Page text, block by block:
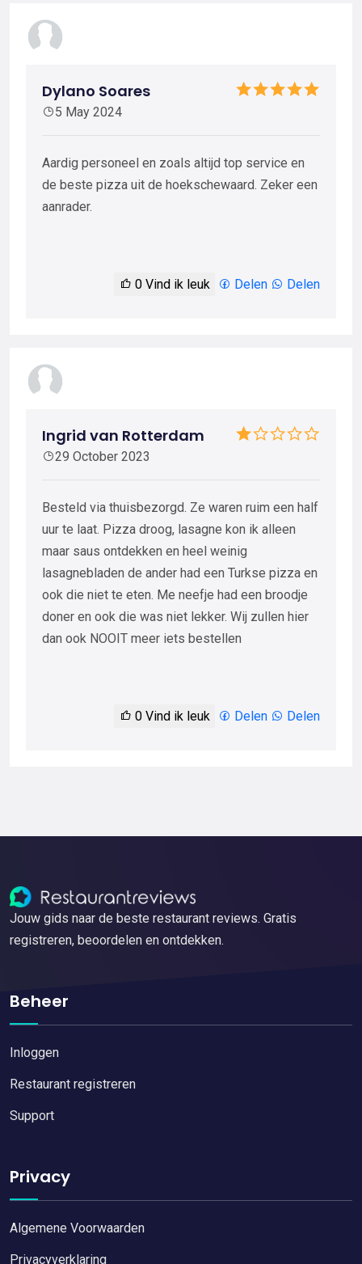
Dylano Soares
5 May 2024
Aardig personeel en zoals altijd top service en
de beste pizza uit de hoekschewaard. Zeker een
aanrader.
0 Vind ik leuk Delen Delen
Ingrid van Rotterdam
29 October 2023
Besteld via thuisbezorgd. Ze waren ruim een half
uur te laat. Pizza droog, lasagne kon ik alleen
maar saus ontdekken en heel weinig
lasagnebladen de ander had een Turkse pizza en
ook die niet te eten. Me neefje had een broodje
doner en ook die was niet lekker. Wij zullen hier
dan ook NOOIT meer iets bestellen
0 Vind ik leuk Delen Delen
Jouw gids naar de beste restaurant reviews. Gratis
registreren, beoordelen en ontdekken.
Beheer
Inloggen
Restaurant registreren
Support
Privacy
Algemene Voorwaarden
Privacyverklaring